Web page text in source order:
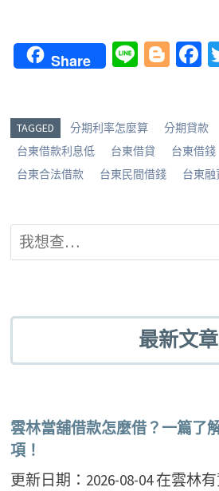
Share
Li Bl
g
er
o
o
k
TAGGED 分期利率怎麼算 分期貸款
台東借款利息低
台東借貸 台東借錢
台東合法借款
台東民間借錢 台東
最新文章
雲林當舖借款怎麼借？一篇了
項！
更新日期：2026-08-04 在雲林